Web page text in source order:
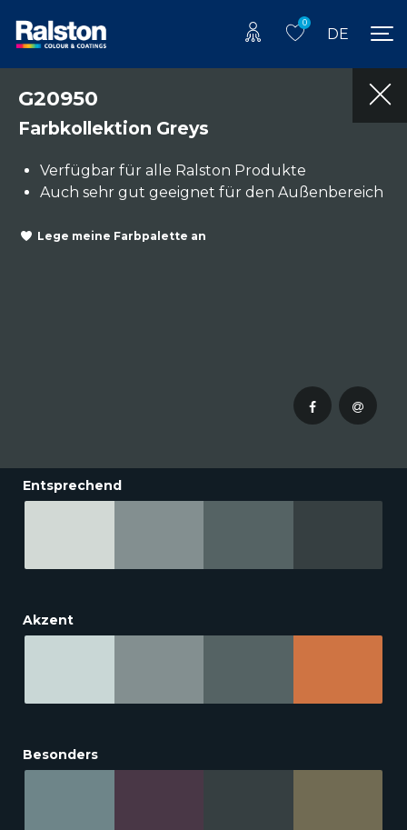
0
DE
G20950
Farbkollektion Greys
Verfügbar für alle Ralston Produkte
Auch sehr gut geeignet für den Außenbereich
Lege meine Farbpalette an
Entsprechend
Akzent
Besonders